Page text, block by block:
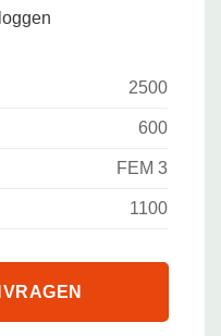
2500
600
FEM 3
1100